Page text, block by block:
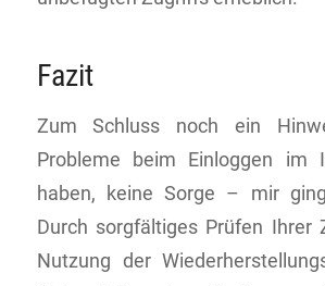
Fazit
Zum Schluss noch ein
Probleme beim Einloggen im
haben, keine Sorge – mir
Durch sorgfältiges Prüfen Ihrer
Nutzung der